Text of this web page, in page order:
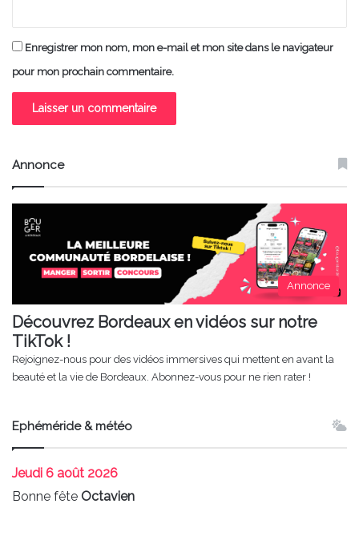
Enregistrer mon nom, mon e-mail et mon site dans le navigateur
pour mon prochain commentaire.
Annonce
Annonce
Découvrez Bordeaux en vidéos sur notre
TikTok !
Rejoignez-nous pour des vidéos immersives qui mettent en avant la
beauté et la vie de Bordeaux. Abonnez-vous pour ne rien rater !
Ephéméride & météo
Jeudi 6 août 2026
Bonne fête Octavien